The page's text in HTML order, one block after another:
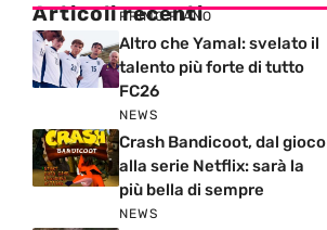
Articoli recenti
PRIMO PIANO
Altro che Yamal: svelato il
talento più forte di tutto
FC26
NEWS
Crash Bandicoot, dal gioco
alla serie Netflix: sarà la
più bella di sempre
NEWS